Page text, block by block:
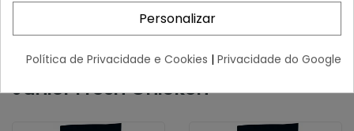
glucosamina (500 mg/kg), mandioca shidigera, gengibre, (150
Semelhante a Ownat Author
Junior Fresh Chicken
Personalizar
Política de Privacidade e Cookies | Privacidade do Google